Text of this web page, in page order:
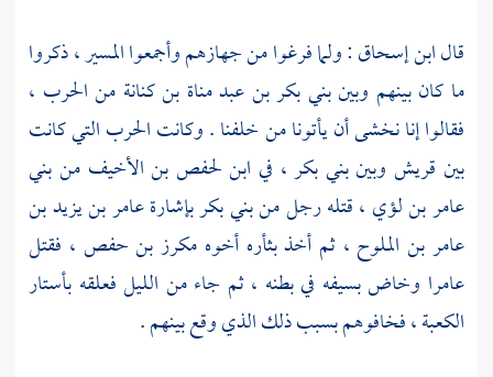
قالابن إسحاق: ولما فرغوا من جهازهم وأجمعوا المسير ، ذكروا
ما كان بينهم وبينبني بكر بن عبد مناة بن كنانة من الحرب ،
فقالوا إنا نخشى أن يأتونا من خلفنا . وكانت الحرب التي كانت
بين قريش وبينبني بكر، في ابنلحفص بن الأخيفمنبني
عامر بن لؤي ،قتله رجل منبني بكربإشارةعامر بن يزيد بن
عامر بن الملوح ، ثم أخذ بثأره أخوه مكرز بن حفص ، فقتل
عامرا وخاض بسيفه في بطنه ، ثم جاء من الليل فعلقه بأستار
الكعبة، فخافوهم بسبب ذلك الذي وقع بينهم .